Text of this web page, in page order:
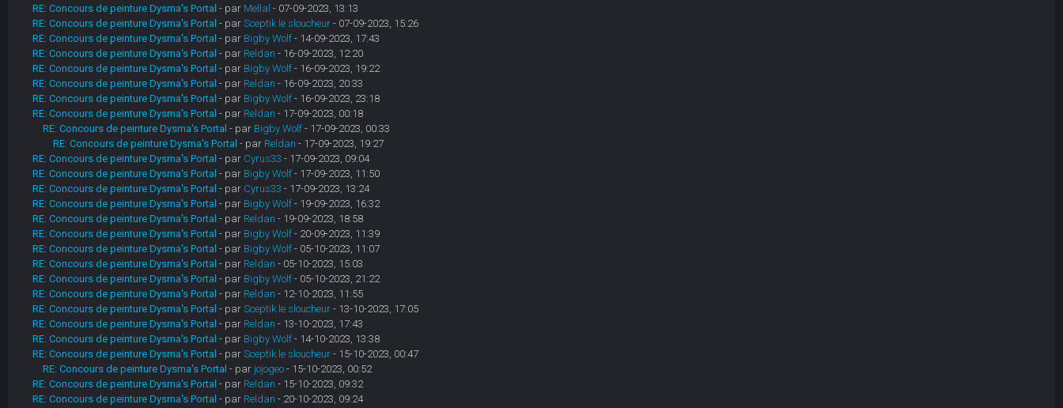
RE: Concours de peinture Dysma's Portal - par Mellal - 07-09-2023, 13:13
RE: Concours de peinture Dysma's Portal - par Sceptik le sloucheur- 07-09-2023, 15:26
RE: Concours de peinture Dysma's Portal - par Bigby Wolf- 14-09-2023, 17:43
RE: Concours de peinture Dysma's Portal - par Reldan - 16-09-2023, 12:20
RE: Concours de peinture Dysma's Portal - par Bigby Wolf- 16-09-2023, 19:22
RE: Concours de peinture Dysma's Portal - par Reldan - 16-09-2023, 20:33
RE: Concours de peinture Dysma's Portal - par Bigby Wolf- 16-09-2023, 23:18
RE: Concours de peinture Dysma's Portal - par Reldan - 17-09-2023, 00:18
RE: Concours de peinture Dysma's Portal - par Bigby Wolf- 17-09-2023, 00:33
RE: Concours de peinture Dysma's Portal - par Reldan - 17-09-2023, 19:27
RE: Concours de peinture Dysma's Portal - par Cyrus33 - 17-09-2023, 09:04
RE: Concours de peinture Dysma's Portal - par Bigby Wolf- 17-09-2023, 11:50
RE: Concours de peinture Dysma's Portal - par Cyrus33 - 17-09-2023, 13:24
RE: Concours de peinture Dysma's Portal - par Bigby Wolf- 19-09-2023, 16:32
RE: Concours de peinture Dysma's Portal - par Reldan - 19-09-2023, 18:58
RE: Concours de peinture Dysma's Portal - par Bigby Wolf- 20-09-2023, 11:39
RE: Concours de peinture Dysma's Portal - par Bigby Wolf- 05-10-2023, 11:07
RE: Concours de peinture Dysma's Portal - par Reldan - 05-10-2023, 15:03
RE: Concours de peinture Dysma's Portal - par Bigby Wolf- 05-10-2023, 21:22
RE: Concours de peinture Dysma's Portal - par Reldan - 12-10-2023, 11:55
RE: Concours de peinture Dysma's Portal - par Sceptik le sloucheur- 13-10-2023, 17:05
RE: Concours de peinture Dysma's Portal - par Reldan - 13-10-2023, 17:43
RE: Concours de peinture Dysma's Portal - par Bigby Wolf- 14-10-2023, 13:38
RE: Concours de peinture Dysma's Portal - par Sceptik le sloucheur- 15-10-2023, 00:47
RE: Concours de peinture Dysma's Portal - par jojogeo- 15-10-2023, 00:52
RE: Concours de peinture Dysma's Portal - par Reldan - 15-10-2023, 09:32
RE: Concours de peinture Dysma's Portal - par Reldan - 20-10-2023, 09:24